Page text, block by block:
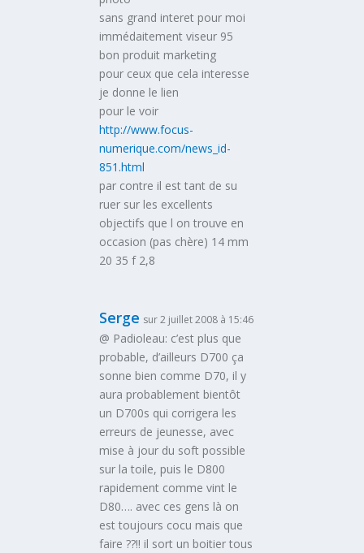
sans grand interet pour moi
immédaitement viseur 95
bon produit marketing
pour ceux que cela interesse
je donne le lien
pour le voir
http://www.focus-
numerique.com/news_id-
851.html
par contre il est tant de su
ruer sur les excellents
objectifs que l on trouve en
occasion (pas chère) 14 mm
20 35 f 2,8
Serge sur 2 juillet 2008 à 15:46
@ Padioleau: c’est plus que
probable, d’ailleurs D700 ça
sonne bien comme D70, il y
aura probablement bientôt
un D700s qui corrigera les
erreurs de jeunesse, avec
mise à jour du soft possible
sur la toile, puis le D800
rapidement comme vint le
D80…. avec ces gens là on
est toujours cocu mais que
faire ??!! il sort un boitier tous